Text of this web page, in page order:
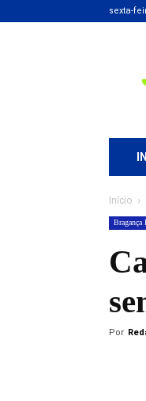
sexta-
Início
Bragança
Por